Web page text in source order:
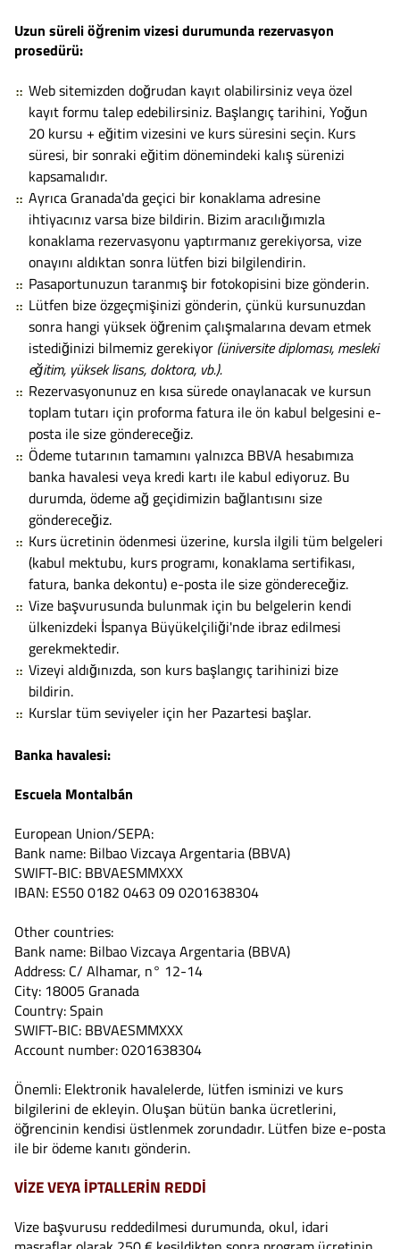
Uzun süreli öğrenim vizesi durumunda rezervasyon
prosedürü:
Web sitemizden doğrudan kayıt olabilirsiniz veya özel
kayıt formu talep edebilirsiniz. Başlangıç tarihini, Yoğun
20 kursu + eğitim vizesini ve kurs süresini seçin. Kurs
süresi, bir sonraki eğitim dönemindeki kalış sürenizi
kapsamalıdır.
Ayrıca Granada'da geçici bir konaklama adresine
ihtiyacınız varsa bize bildirin. Bizim aracılığımızla
konaklama rezervasyonu yaptırmanız gerekiyorsa, vize
onayını aldıktan sonra lütfen bizi bilgilendirin.
Pasaportunuzun taranmış bir fotokopisini bize gönderin.
Lütfen bize özgeçmişinizi gönderin, çünkü kursunuzdan
sonra hangi yüksek öğrenim çalışmalarına devam etmek
istediğinizi bilmemiz gerekiyor (üniversite diploması, mesleki
eğitim, yüksek lisans, doktora, vb.).
Rezervasyonunuz en kısa sürede onaylanacak ve kursun
toplam tutarı için proforma fatura ile ön kabul belgesini e-
posta ile size göndereceğiz.
Ödeme tutarının tamamını yalnızca BBVA hesabımıza
banka havalesi veya kredi kartı ile kabul ediyoruz. Bu
durumda, ödeme ağ geçidimizin bağlantısını size
göndereceğiz.
Kurs ücretinin ödenmesi üzerine, kursla ilgili tüm belgeleri
(kabul mektubu, kurs programı, konaklama sertifikası,
fatura, banka dekontu) e-posta ile size göndereceğiz.
Vize başvurusunda bulunmak için bu belgelerin kendi
ülkenizdeki İspanya Büyükelçiliği'nde ibraz edilmesi
gerekmektedir.
Vizeyi aldığınızda, son kurs başlangıç ​​tarihinizi bize
bildirin.
Kurslar tüm seviyeler için her Pazartesi başlar.
Banka havalesi:
Escuela Montalbán
European Union/SEPA:
Bank name: Bilbao Vizcaya Argentaria (BBVA)
SWIFT-BIC: BBVAESMMXXX
IBAN: ES50 0182 0463 09 0201638304
Other countries:
Bank name: Bilbao Vizcaya Argentaria (BBVA)
Address: C/ Alhamar, n° 12-14
City: 18005 Granada
Country: Spain
SWIFT-BIC: BBVAESMMXXX
Account number: 0201638304
Önemli: Elektronik havalelerde, lütfen isminizi ve kurs
bilgilerini de ekleyin. Oluşan bütün banka ücretlerini,
öğrencinin kendisi üstlenmek zorundadır. Lütfen bize e-posta
ile bir ödeme kanıtı gönderin.
VİZE VEYA İPTALLERİN REDDİ
Vize başvurusu reddedilmesi durumunda, okul, idari